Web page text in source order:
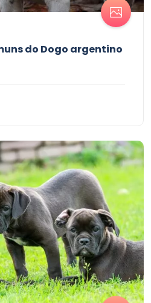
do Dogo argentino